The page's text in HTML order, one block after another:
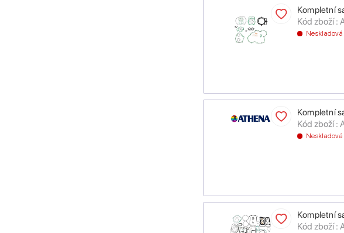
Kompletní
Kód zboží :
Kompletní
Kód zboží :
Kompletní
Kód zboží :